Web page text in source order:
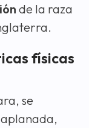
de la raza
físicas
se